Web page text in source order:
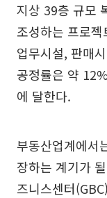
지상 39층 규모
조성하는 프로
업무시설, 판매
공정률은 약
에 달한다.
부동산업계에서
장하는 계기가
즈니스센터